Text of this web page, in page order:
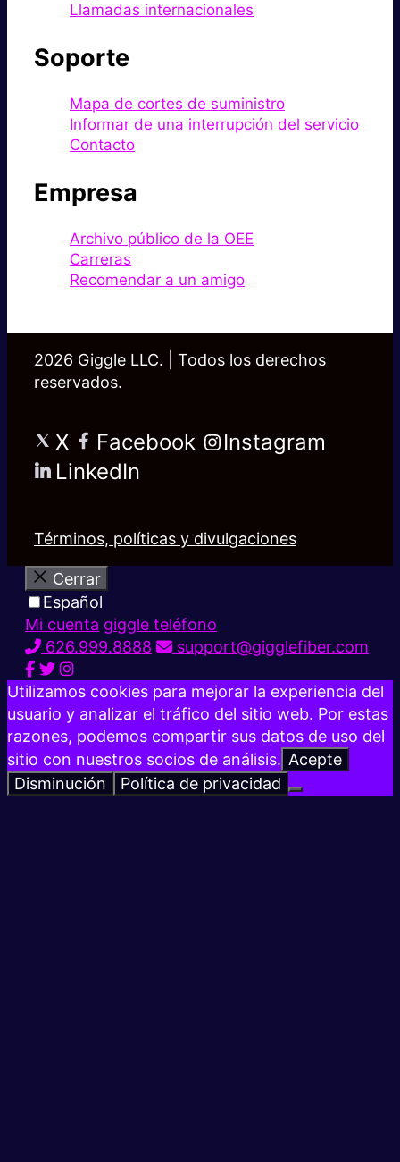
Llamadas internacionales
Soporte
Mapa de cortes de suministro
Informar de una interrupción del servicio
Contacto
Empresa
Archivo público de la OEE
Carreras
Recomendar a un amigo
2026 Giggle LLC. | Todos los derechos
reservados.
X Facebook
Instagram
LinkedIn
Términos, políticas y divulgaciones
Cerrar
Español
Mi cuenta giggle teléfono
626.999.8888
support@gigglefiber.com
Utilizamos cookies para mejorar la experiencia del
usuario y analizar el tráfico del sitio web. Por estas
razones, podemos compartir sus datos de uso del
sitio con nuestros socios de análisis. Acepte
Disminución
Política de privacidad